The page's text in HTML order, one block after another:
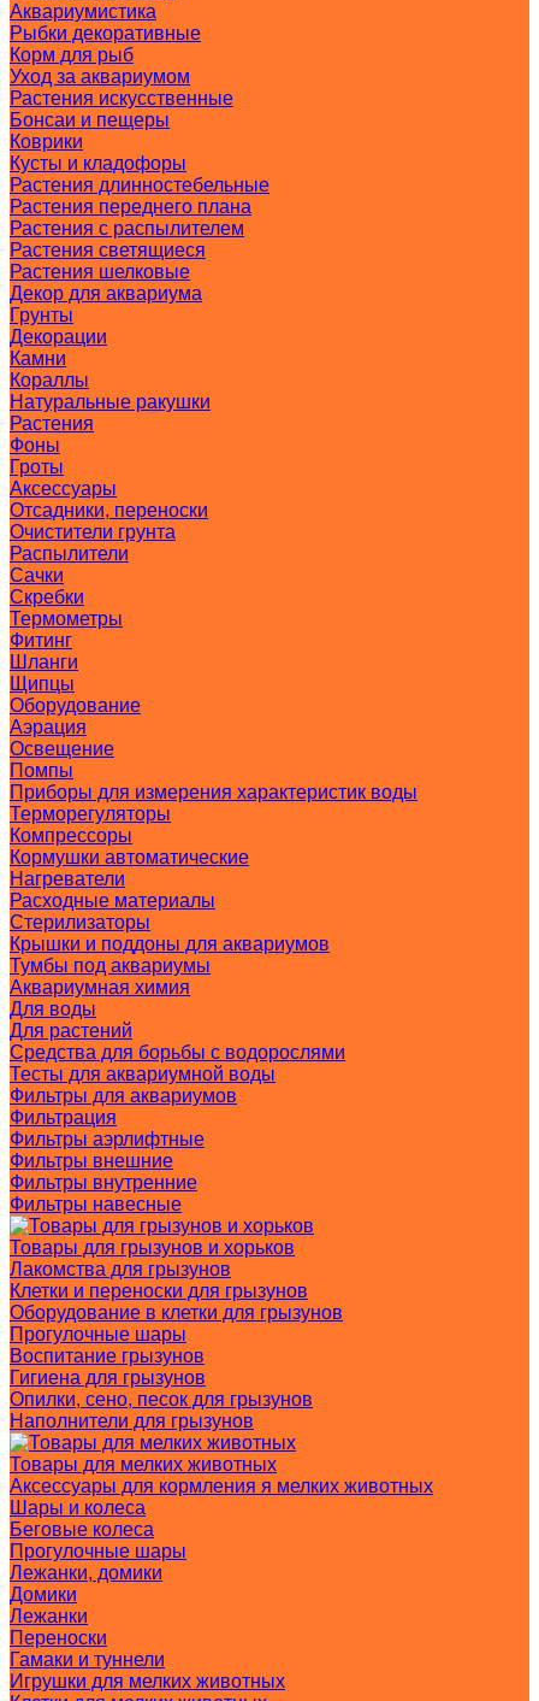
Аквариумистика
Рыбки декоративные
Корм для рыб
Уход за аквариумом
Растения искусственные
Бонсаи и пещеры
Коврики
Кусты и кладофоры
Растения длинностебельные
Растения переднего плана
Растения с распылителем
Растения светящиеся
Растения шелковые
Декор для аквариума
Грунты
Декорации
Камни
Кораллы
Натуральные ракушки
Растения
Фоны
Гроты
Аксессуары
Отсадники, переноски
Очистители грунта
Распылители
Сачки
Скребки
Термометры
Фитинг
Шланги
Щипцы
Оборудование
Аэрация
Освещение
Помпы
Приборы для измерения характеристик воды
Терморегуляторы
Компрессоры
Кормушки автоматические
Нагреватели
Расходные материалы
Стерилизаторы
Крышки и поддоны для аквариумов
Тумбы под аквариумы
Аквариумная химия
Для воды
Для растений
Средства для борьбы с водорослями
Тесты для аквариумной воды
Фильтры для аквариумов
Фильтрация
Фильтры аэрлифтные
Фильтры внешние
Фильтры внутренние
Фильтры навесные
Товары для грызунов и хорьков
Лакомства для грызунов
Клетки и переноски для грызунов
Оборудование в клетки для грызунов
Прогулочные шары
Воспитание грызунов
Гигиена для грызунов
Опилки, сено, песок для грызунов
Наполнители для грызунов
Товары для мелких животных
Аксессуары для кормления я мелких животных
Шары и колеса
Беговые колеса
Прогулочные шары
Лежанки, домики
Домики
Лежанки
Переноски
Гамаки и туннели
Игрушки для мелких животных